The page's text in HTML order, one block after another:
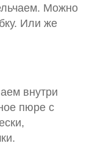
Можно
Или же
внутри
пюре с